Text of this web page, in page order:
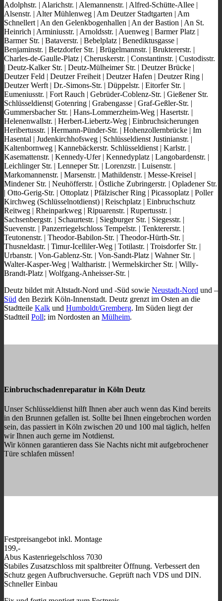
Adolphstr. | Alarichstr. | Alemannenstr. | Alfred-Schütte-Allee |
Alsenstr. | Alter Mühlenweg | Am Deutzer Stadtgarten | Am
Schnellert | An den Gelenkbogenhallen | An der Bastion | An St.
Heinrich | Arminiusstr. | Arnoldsstr. | Auenweg | Barmer Platz |
Barmer Str. | Bataverstr. | Bebelplatz | Benediktusgasse |
Benjaminstr. | Betzdorfer Str. | Brügelmannstr. | Bruktererstr. |
Charles-de-Gaulle-Platz | Cheruskerstr. | Constantinstr. | Custodisstr.
| Deutz-Kalker Str. | Deutz-Mülheimer Str. | Deutzer Brücke |
Deutzer Feld | Deutzer Freiheit | Deutzer Hafen | Deutzer Ring |
Deutzer Werft | Dr.-Simons-Str. | Düppelstr. | Eitorfer Str. |
Eumeniusstr. | Fort Rauch | Gebrüder-Coblenz-Str. | Gießener Str.
Schlüsseldienst| Gotenring | Grabengasse | Graf-Geßler-Str. |
Gummersbacher Str. | Hans-Lommerzheim-Weg | Hasertstr. |
Helenenwallstr. | Herbert-Liebertz-Weg | Einbruchsicherungen
Heribertusstr. | Hermann-Pünder-Str. | Hohenzollernbrücke | Im
Hasental | Judenkirchhofsweg | Schlüsseldienst Justinianstr. |
Kaltenbornweg | Kannebäckerstr. Schlüsseldienst | Karlstr. |
Kasemattenstr. | Kennedy-Ufer | Kennedyplatz | Langobardenstr. |
Leichlinger Str. | Lenneper Str. | Lorenzstr. | Luisenstr. |
Markomannenstr. | Marsenstr. | Mathildenstr. | Messe-Kreisel |
Mindener Str. | Neuhöfferstr. | Östliche Zubringerstr. | Opladener Str.
| Otto-Gerig-Str. | Ottoplatz | Pfälzischer Ring | Picassoplatz | Poller
Kirchweg (Schlüsselnotdienst) | Reischplatz | Einbruchschutz
Reitweg | Rheinparkweg | Ripuarenstr. | Rupertusstr. |
Sachsenbergstr. | Schaurtestr. | Siegburger Str. | Siegesstr. |
Suevenstr. | Panzerriegelschloss Tempelstr. | Tenktererstr. |
Teutonenstr. | Theodor-Babilon-Str. | Theodor-Hürth-Str. |
Thusneldastr. | Timur-Icelliler-Weg | Totilastr. | Troisdorfer Str. |
Urbanstr. | Von-Gablenz-Str. | Von-Sandt-Platz | Wahner Str. |
Walter-Kasper-Weg | Waltharistr. | Wermelskircher Str. | Willy-
Brandt-Platz | Wolfgang-Anheisser-Str. |
Deutz bildet mit Altstadt-Nord und -Süd sowie Neustadt-Nord und –
Süd den Bezirk Köln-Innenstadt. Deutz grenzt im Osten an die
Stadtteile Kalk und Humboldt/Gremberg. Im Süden liegt der
Stadtteil Poll; im Nordosten an Mülheim.
Einbruchschadenreparatur in Köln Deutz
Unser Schlüsseldienst hilft Ihnen aber auch wenn das Kind bereits
in den Brunnen gefallen ist. Sollte bei Ihnen eingebrochen worden
sein, das passiert in Köln zwischen 20 und 100 mal täglich, helfen
wir Ihnen auch gerne im Notdienst.
Wir können garantieren dass Sie Nachts nicht mit aufgebrochener
Türe schlafen müssen!
Festpreisangebot inkl. Montage
199,-
Abus Kastenriegelschloss 7030
Stabiles Zusatzschloss mit spaltbreiter Öffnung. Verbessert den
Schutz gegen Aufbruchversuche. Geprüft nach VDS und DIN.
Schneller Einbau